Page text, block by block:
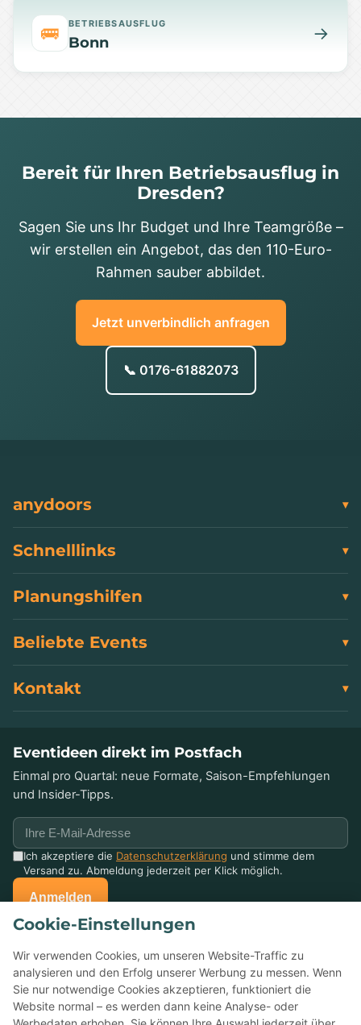
🚌 BETRIEBSAUSFLUG
Bonn →
Bereit für Ihren Betriebsausflug in
Dresden?
Sagen Sie uns Ihr Budget und Ihre Teamgröße –
wir erstellen ein Angebot, das den 110-Euro-
Rahmen sauber abbildet.
Jetzt unverbindlich anfragen
📞 0176-61882073
anydoors
Schnelllinks
Planungshilfen
Beliebte Events
Kontakt
Eventideen direkt im Postfach
Einmal pro Quartal: neue Formate, Saison-Empfehlungen
und Insider-Tipps.
Ich akzeptiere die Datenschutzerklärung und stimme dem
Versand zu. Abmeldung jederzeit per Klick möglich.
Anmelden
Erzählen Sie anderen davon — Ihre Bewertung auf Google
hilft kleinen Eventagenturen enorm.
Cookie-Einstellungen
Wir verwenden Cookies, um unseren Website-Traffic zu
analysieren und den Erfolg unserer Werbung zu messen. Wenn
Sie nur notwendige Cookies akzeptieren, funktioniert die
Website normal – es werden dann keine Analyse- oder